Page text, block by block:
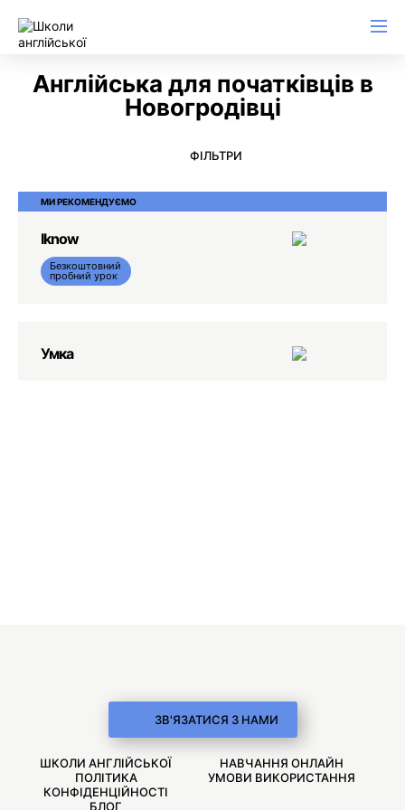
Англійська для початківців в
Новогродiвцi
ФІЛЬТРИ
МИ РЕКОМЕНДУЄМО
Iknow
Безкоштовний
пробний урок
Умка
ЗВ'ЯЗАТИСЯ З НАМИ
ШКОЛИ АНГЛІЙСЬКОЇ
НАВЧАННЯ ОНЛАЙН
ПОЛІТИКА
КОНФІДЕНЦІЙНОСТІ
УМОВИ ВИКОРИСТАННЯ
БЛОГ